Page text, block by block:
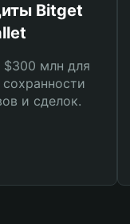
Bitget
млн для
и сделок.